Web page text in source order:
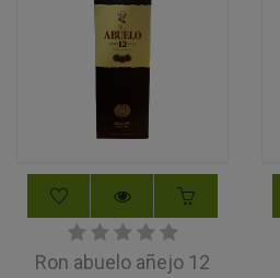
Ron abuelo añejo 12